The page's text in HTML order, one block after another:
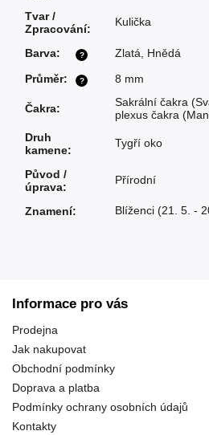
Tvar /
Zpracování:
Kulička
?
Barva: Zlatá Hnědá
?
Průměr: 8 mm
Čakra: Sakrální čakra
plexus čakra
Druh
kamene:
Tygří oko
Původ /
úprava:
Přírodní
Znamení: Blíženci (21. 5. -
Informace pro vás
Prodejna
Jak nakupovat
Obchodní podmínky
Doprava a platba
Podmínky ochrany osobních údajů
Kontakty